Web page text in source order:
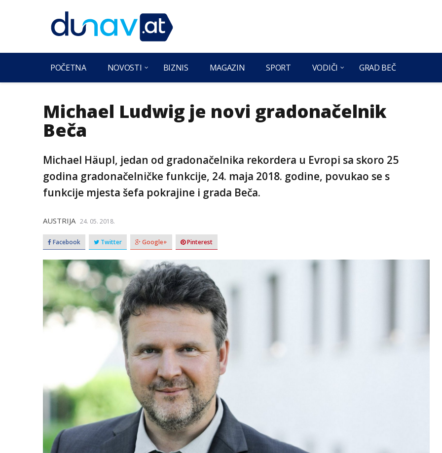
POČETNA NOVOSTI BIZNIS MAGAZIN SPORT VODIČI GRAD BEČ
Michael Ludwig je novi gradonačelnik
Beča
Michael Häupl, jedan od gradonačelnika rekordera u Evropi sa skoro 25
godina gradonačelničke funkcije, 24. maja 2018. godine, povukao se s
funkcije mjesta šefa pokrajine i grada Beča.
AUSTRIJA 24. 05. 2018.
Facebook Twitter Google+ Pinterest